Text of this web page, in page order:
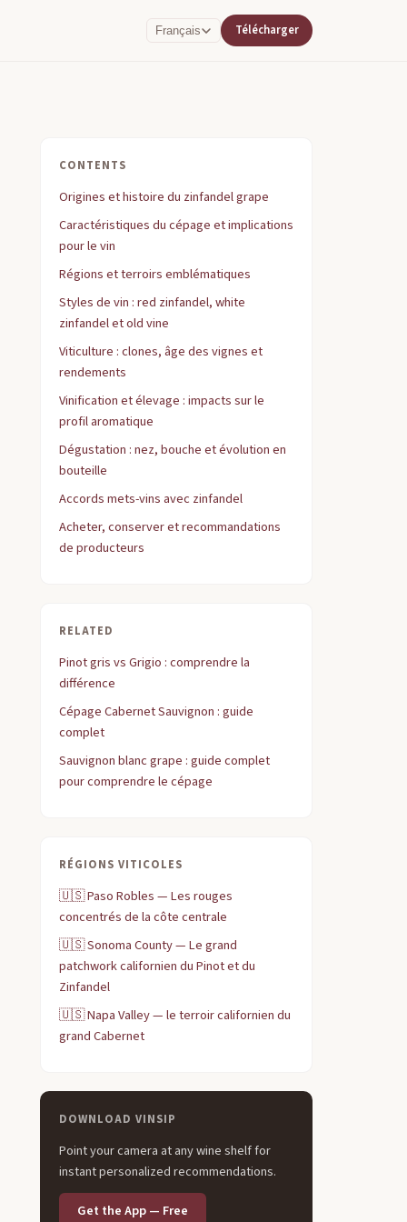
Français Télécharger
CONTENTS
Origines et histoire du zinfandel grape
Caractéristiques du cépage et implications
pour le vin
Régions et terroirs emblématiques
Styles de vin : red zinfandel, white
zinfandel et old vine
Viticulture : clones, âge des vignes et
rendements
Vinification et élevage : impacts sur le
profil aromatique
Dégustation : nez, bouche et évolution en
bouteille
Accords mets-vins avec zinfandel
Acheter, conserver et recommandations
de producteurs
RELATED
Pinot gris vs Grigio : comprendre la
différence
Cépage Cabernet Sauvignon : guide
complet
Sauvignon blanc grape : guide complet
pour comprendre le cépage
RÉGIONS VITICOLES
🇺🇸Paso Robles — Les rouges
concentrés de la côte centrale
🇺🇸Sonoma County — Le grand
patchwork californien du Pinot et du
Zinfandel
🇺🇸Napa Valley — le terroir californien du
grand Cabernet
DOWNLOAD VINSIP
Point your camera at any wine shelf for
instant personalized recommendations.
Get the App — Free